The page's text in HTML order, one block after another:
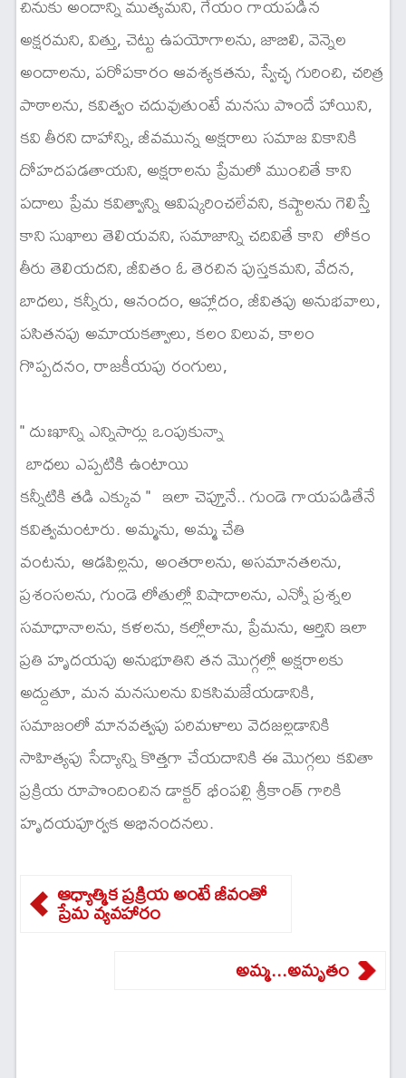
అక్షరమని, విత్తు, చెట్టు ఉపయోగాలను, జాబిలి, వెన్నెల
అందాలను, పరోపకారం ఆవశ్యకతను, స్వేచ్ఛ గురించి, చరిత్ర
పాఠాలను, కవిత్వం చదువుతుంటే మనసు పొందే హాయిని,
కవి తీరని దాహాన్ని, జీవమున్న అక్షరాలు సమాజ వికానికి
దోహదపడతాయని, అక్షరాలను ప్రేమలో ముంచితే కాని
పదాలు ప్రేమ కవిత్వాన్ని ఆవిష్కరించలేవని, కష్టాలను గెలిస్తే
కాని సుఖాలు తెలియవని, సమాజాన్ని చదివితే కాని లోకం
తీరు తెలియదని, జీవితం ఓ తెరచిన పుస్తకమని, వేదన,
బాధలు, కన్నీరు, ఆనందం, ఆహ్లాదం, జీవితపు అనుభవాలు,
పసితనపు అమాయకత్వాలు, కలం విలువ, కాలం
గొప్పదనం, రాజకీయపు రంగులు,
" దుఃఖాన్ని ఎన్నిసార్లు ఒంపుకున్నా
బాధలు ఎప్పటికి ఉంటాయి
కన్నీటికి తడి ఎక్కువ " ఇలా చెప్తూనే.. గుండె గాయపడితేనే
కవిత్వమంటారు. అమ్మను, అమ్మ చేతి
వంటను, ఆడపిల్లను, అంతరాలను, అసమానతలను,
ప్రశంసలను, గుండె లోతుల్లో విషాదాలను, ఎన్నో ప్రశ్నల
సమాధానాలను, కళలను, కల్లోలాను, ప్రేమను, ఆర్తిని ఇలా
ప్రతి హృదయపు అనుభూతిని తన మొగ్గల్లో అక్షరాలకు
అద్దుతూ, మన మనసులను వికసిమజేయడానికి,
సమాజంలో మానవత్వపు పరిమళాలు వెదజల్లడానికి
సాహిత్యపు సేద్యాన్ని కొత్తగా చేయదానికి ఈ మొగ్గలు కవితా
ప్రక్రియ రూపొందించిన డాక్టర్ భీంపల్లి శ్రీకాంత్ గారికి
హృదయపూర్వక అభినందనలు.
ఆధ్యాత్మిక ప్రక్రియ అంటే జీవంతో
ప్రేమ వ్యవహారం
అమ్మ...అమృతం